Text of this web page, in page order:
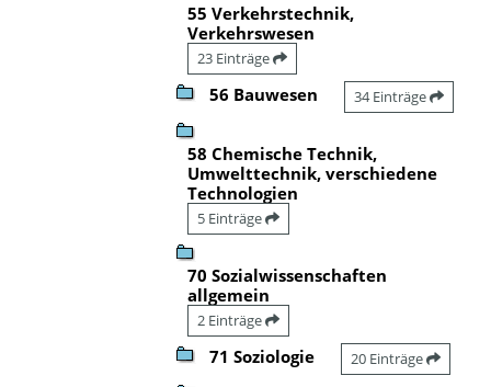
55 Verkehrstechnik,
Verkehrswesen
23 Einträge
56 Bauwesen 34 Einträge
58 Chemische Technik,
Umwelttechnik, verschiedene
Technologien
5 Einträge
70 Sozialwissenschaften
allgemein
2 Einträge
71 Soziologie 20 Einträge